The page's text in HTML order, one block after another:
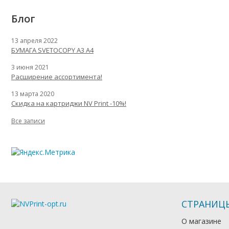
Блог
13 апреля 2022
БУМАГА SVETOCOPY A3 A4
3 июня 2021
Расширение ассортимента!
13 марта 2020
Скидка на картриджи NV Print -10%!
Все записи
О магазине